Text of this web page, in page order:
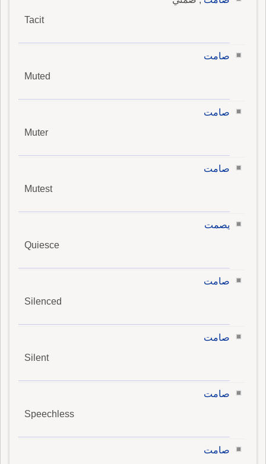
Tacit
صامت
Muted
صامت
Muter
صامت
Mutest
يصمت
Quiesce
صامت
Silenced
صامت
Silent
صامت
Speechless
صامت